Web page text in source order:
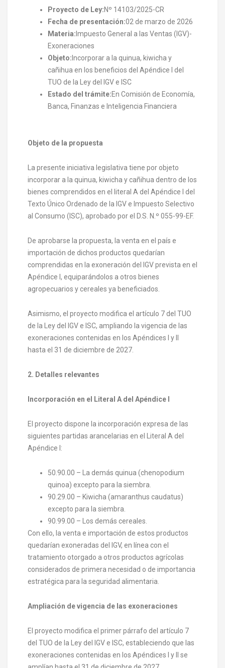
Proyecto de Ley:Nº 14103/2025-CR
Fecha de presentación:02 de marzo de 2026
Materia: Impuesto General a las Ventas (IGV)-
Exoneraciones
Objeto: Incorporar a la quinua, kiwicha y
cañihua en los beneficios del Apéndice I del
TUO de la Ley del IGV e ISC
Estado del trámite:En Comisión de Economía,
Banca, Finanzas e Inteligencia Financiera
Objeto de la propuesta
La presente iniciativa legislativa tiene por objeto
incorporar a la quinua, kiwicha y cañihua dentro de los
bienes comprendidos en el literal A del Apéndice I del
Texto Único Ordenado de la IGV e Impuesto Selectivo
al Consumo (ISC), aprobado por el D.S. N.º 055-99-EF.
De aprobarse la propuesta, la venta en el país e
importación de dichos productos quedarían
comprendidas en la exoneración del IGV prevista en el
Apéndice I, equiparándolos a otros bienes
agropecuarios y cereales ya beneficiados.
Asimismo, el proyecto modifica el artículo 7 del TUO
de la Ley del IGV e ISC, ampliando la vigencia de las
exoneraciones contenidas en los Apéndices I y II
hasta el 31 de diciembre de 2027.
2. Detalles relevantes
Incorporación en el Literal A del Apéndice I
El proyecto dispone la incorporación expresa de las
siguientes partidas arancelarias en el Literal A del
Apéndice I:
50.90.00 – La demás quinua (chenopodium
quinoa) excepto para la siembra.
90.29.00 – Kiwicha (amaranthus caudatus)
excepto para la siembra.
90.99.00 – Los demás cereales.
Con ello, la venta e importación de estos productos
quedarían exoneradas del IGV, en línea con el
tratamiento otorgado a otros productos agrícolas
considerados de primera necesidad o de importancia
estratégica para la seguridad alimentaria.
Ampliación de vigencia de las exoneraciones
El proyecto modifica el primer párrafo del artículo 7
del TUO de la Ley del IGV e ISC, estableciendo que las
exoneraciones contenidas en los Apéndices I y II se